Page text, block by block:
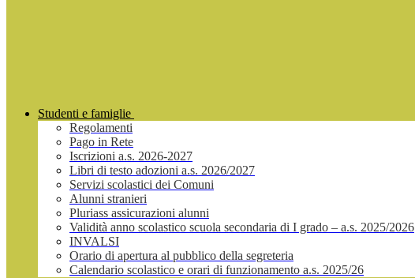
Studenti e famiglie
Regolamenti
Pago in Rete
Iscrizioni a.s. 2026-2027
Libri di testo adozioni a.s. 2026/2027
Servizi scolastici dei Comuni
Alunni stranieri
Pluriass assicurazioni alunni
Validità anno scolastico scuola secondaria di I grado – a.s. 2025/2026
INVALSI
Orario di apertura al pubblico della segreteria
Calendario scolastico e orari di funzionamento a.s. 2025/26